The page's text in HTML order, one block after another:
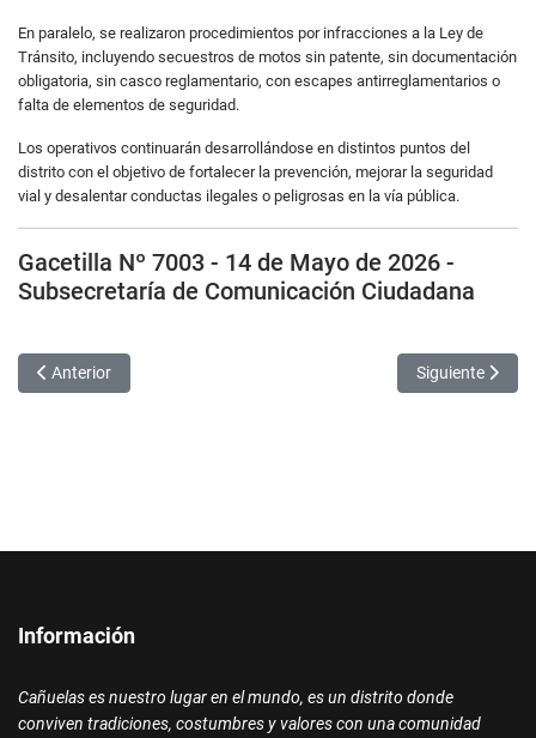
En paralelo, se realizaron procedimientos por infracciones a la Ley de
Tránsito, incluyendo secuestros de motos sin patente, sin documentación
obligatoria, sin casco reglamentario, con escapes antirreglamentarios o
falta de elementos de seguridad.
Los operativos continuarán desarrollándose en distintos puntos del
distrito con el objetivo de fortalecer la prevención, mejorar la seguridad
vial y desalentar conductas ilegales o peligrosas en la vía pública.
Gacetilla Nº 7003 - 14 de Mayo de 2026 -
Subsecretaría de Comunicación Ciudadana
Artículo anterior: Servicios Públicos continúa con trabajos de
Anterior Artículo
Siguiente
Información
Cañuelas es nuestro lugar en el mundo, es un distrito donde
conviven tradiciones, costumbres y valores con una comunidad